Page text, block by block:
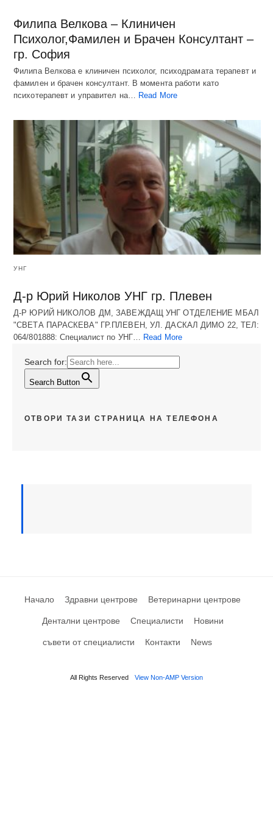
Филипа Велкова – Клиничен
Психолог,Фамилен и Брачен Консултант –
гр. София
Филипа Велкова е клиничен психолог, психодрамата терапевт и
фамилен и брачен консултант. В момента работи като
психотерапевт и управител на…
Read More
УНГ
Д-р Юрий Николов УНГ гр. Плевен
Д-Р ЮРИЙ НИКОЛОВ ДМ, ЗАВЕЖДАЩ УНГ ОТДЕЛЕНИЕ МБАЛ
"СВЕТА ПАРАСКЕВА" ГР.ПЛЕВЕН, УЛ. ДАСКАЛ ДИМО 22, ТЕЛ:
064/801888: Специалист по УНГ… Read More
Search for:
Search Button
ОТВОРИ ТАЗИ СТРАНИЦА НА ТЕЛЕФОНА
Начало Здравни центрове Ветеринарни центрове
Дентални центрове Специалисти Новини
съвети от специалисти Контакти News
All Rights Reserved View Non-AMP Version